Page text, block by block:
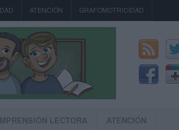
ATENCIÓN GRAFOMOTRICIDAD
LECTORA ATENCIÓN